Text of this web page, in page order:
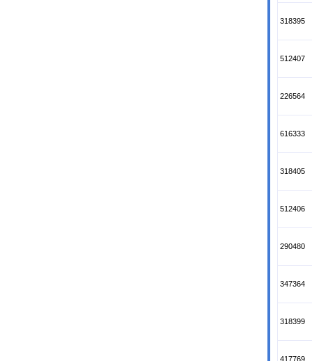
318395
512407
226564
616333
318405
512406
290480
347364
318399
417769